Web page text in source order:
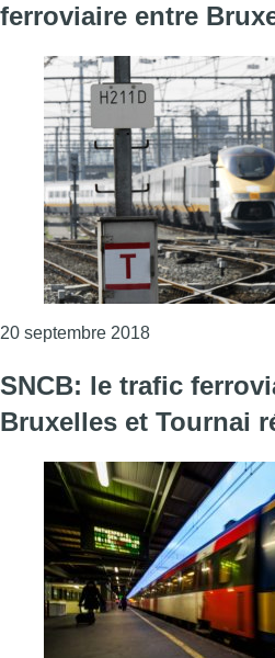
ferroviaire entre
20 septembre 2018Consulter
SNCB: le trafic
Bruxelles et Tournai